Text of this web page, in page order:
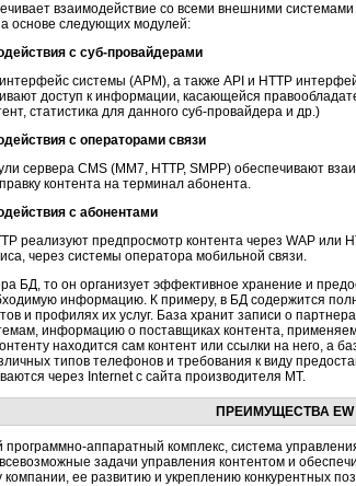
взаимодействие со всеми внешними
основе следующих модулей:
с суб-провайдерами
системы (АРМ), а также API и HTTP
доступ к информации, касающейся
статистика для данного суб-провайдера и др.)
с операторами связи
сервера CMS (MM7, HTTP, SMPP) обеспечивают
контента на терминал абонента.
с абонентами
реализуют предпросмотр контента через WAP или
через системы оператора мобильной связи.
БД, то он организует эффективное хранение и
информацию. К примеру, в БД содержится
и профилях их услуг. База хранит записи о
информацию о поставщиках контента,
находится сам контент или ссылки на него, а
типов телефонов и требования к виду
через Internet с сайта производителя МТ.
ПРЕИМУЩЕСТВА EW
программно-аппаратный комплекс, система
задачи управления контентом и
компании, ее развитию и укреплению конкурентных